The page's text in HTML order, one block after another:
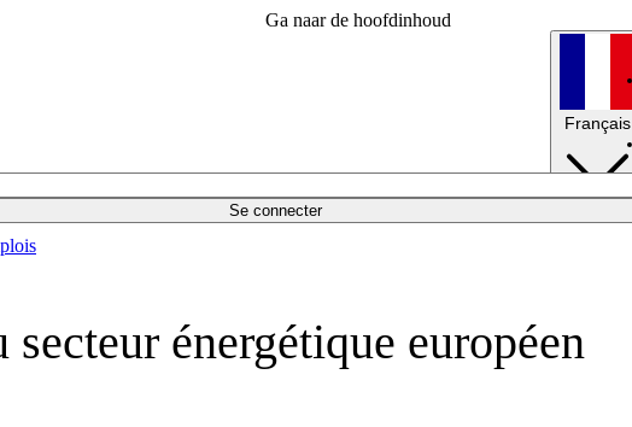
Ga naar de hoofdinhoud
Se connecter
Français
énergétique européen